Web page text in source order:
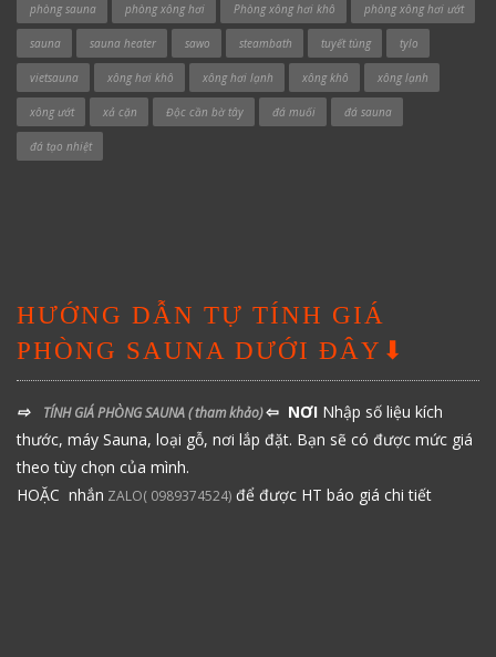
phòng sauna phòng xông hơi Phòng xông hơi khô phòng xông hơi ướt
sauna sauna heater sawo steambath tuyết tùng tylo
vietsauna xông hơi khô xông hơi lạnh xông khô xông lạnh
xông ướt xả cặn Độc cần bờ tây đá muối đá sauna
đá tạo nhiệt
HƯỚNG DẪN TỰ TÍNH GIÁ
PHÒNG SAUNA DƯỚI ĐÂY⬇
⇨ TÍNH GIÁ PHÒNG SAUNA( tham khảo)⇦ NƠI Nhập số liệu kích
thước, máy Sauna, loại gỗ, nơi lắp đặt. Bạn sẽ có được mức giá
theo tùy chọn của mình.
HOẶC nhắn ZALO( 0989374524) để được HT báo giá chi tiết